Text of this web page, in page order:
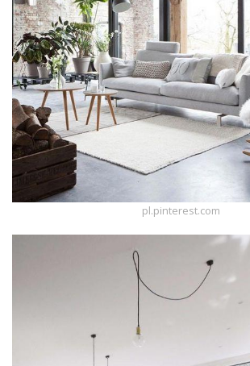
pl.pinterest.com